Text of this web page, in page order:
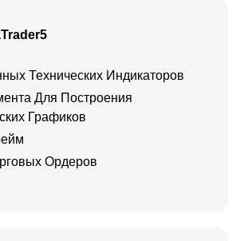
Технических Индикаторов
Для Построения
Графиков
Ордеров